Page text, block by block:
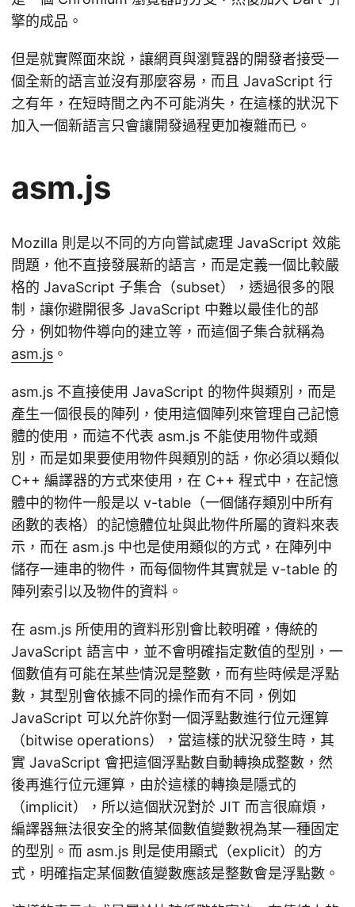
擎的成品。
但是就實際面來說，讓網頁與瀏覽器的開發者接受一
個全新的語言並沒有那麼容易，而且 JavaScript 行
之有年，在短時間之內不可能消失，在這樣的狀況下
加入一個新語言只會讓開發過程更加複雜而已。
asm.js
Mozilla 則是以不同的方向嘗試處理 JavaScript 效能
問題，他不直接發展新的語言，而是定義一個比較嚴
格的 JavaScript 子集合（subset），透過很多的限
制，讓你避開很多 JavaScript 中難以最佳化的部
分，例如物件導向的建立等，而這個子集合就稱為
asm.js 。
asm.js 不直接使用 JavaScript 的物件與類別，而是
產生一個很長的陣列，使用這個陣列來管理自己記憶
體的使用，而這不代表 asm.js 不能使用物件或類
別，而是如果要使用物件與類別的話，你必須以類似
C++ 編譯器的方式來使用，在 C++ 程式中，在記憶
體中的物件一般是以 v-table（一個儲存類別中所有
函數的表格）的記憶體位址與此物件所屬的資料來表
示，而在 asm.js 中也是使用類似的方式，在陣列中
儲存一連串的物件，而每個物件其實就是 v-table 的
陣列索引以及物件的資料。
在 asm.js 所使用的資料形別會比較明確，傳統的
JavaScript 語言中，並不會明確指定數值的型別，一
個數值有可能在某些情況是整數，而有些時候是浮點
數，其型別會依據不同的操作而有不同，例如
JavaScript 可以允許你對一個浮點數進行位元運算
（bitwise operations），當這樣的狀況發生時，其
實 JavaScript 會把這個浮點數自動轉換成整數，然
後再進行位元運算，由於這樣的轉換是隱式的
（implicit），所以這個狀況對於 JIT 而言很麻煩，
編譯器無法很安全的將某個數值變數視為某一種固定
的型別。而 asm.js 則是使用顯式（explicit）的方
式，明確指定某個數值變數應該是整數會是浮點數。